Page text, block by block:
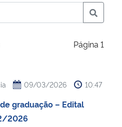
Página 1
09/03/2026 10:47
graduação – Edital
2026